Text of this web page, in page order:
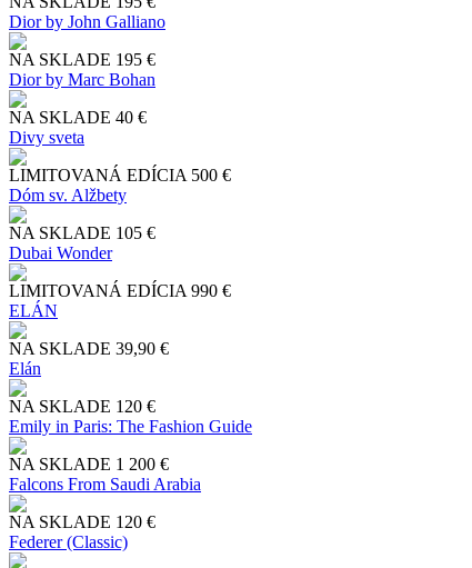
Dior by John Galliano
NA SKLADE 195 €
Dior by Marc Bohan
NA SKLADE 40 €
Divy sveta
LIMITOVANÁ EDÍCIA 500 €
Dóm sv. Alžbety
NA SKLADE 105 €
Dubai Wonder
LIMITOVANÁ EDÍCIA 990 €
ELÁN
NA SKLADE 39,90 €
Elán
NA SKLADE 120 €
Emily in Paris: The Fashion Guide
NA SKLADE 1 200 €
Falcons From Saudi Arabia
NA SKLADE 120 €
Federer (Classic)